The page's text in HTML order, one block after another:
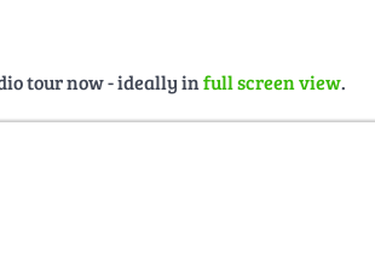
tour now - ideally infull screen view.